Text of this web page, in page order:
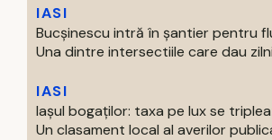
IASI
Bucșinescu intră în șantier pentru
Una dintre intersectiile care dau
IASI
Iașul bogaților: taxa pe lux se
Un clasament local al averilor